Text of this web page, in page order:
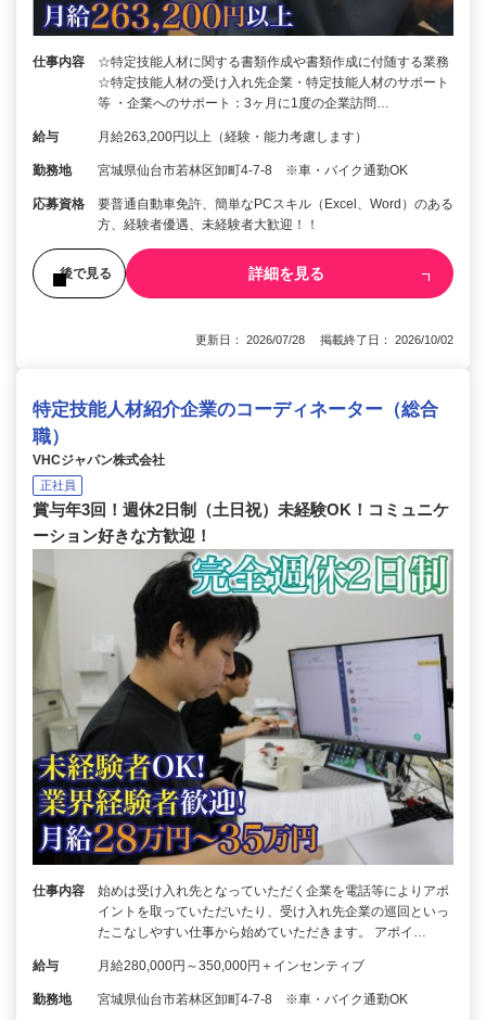
仕事内容
☆特定技能人材に関する書類作成や書類作成に付随する業務
☆特定技能人材の受け入れ先企業・特定技能人材のサポート
等 ・企業へのサポート：3ヶ月に1度の企業訪問…
給与 月給263,200円以上（経験・能力考慮します）
勤務地 宮城県仙台市若林区卸町4-7-8 ※車・バイク通勤OK
応募資格
要普通自動車免許、簡単なPCスキル（Excel、Word）のある
方、経験者優遇、未経験者大歓迎！！
後で見る 詳細を見る
更新日： 2026/07/28 掲載終了日： 2026/10/02
特定技能人材紹介企業のコーディネーター（総合
職）
VHCジャパン株式会社
正社員
賞与年3回！週休2日制（土日祝）未経験OK！コミュニケ
ーション好きな方歓迎！
仕事内容
始めは受け入れ先となっていただく企業を電話等によりアポ
イントを取っていただいたり、受け入れ先企業の巡回といっ
たこなしやすい仕事から始めていただきます。 アポイ…
給与 月給280,000円～350,000円＋インセンティブ
勤務地 宮城県仙台市若林区卸町4-7-8 ※車・バイク通勤OK